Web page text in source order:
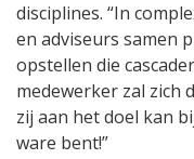
disciplines. “In
en adviseurs samen
opstellen die
medewerker zal zich
zij aan het doel kan
ware bent!”